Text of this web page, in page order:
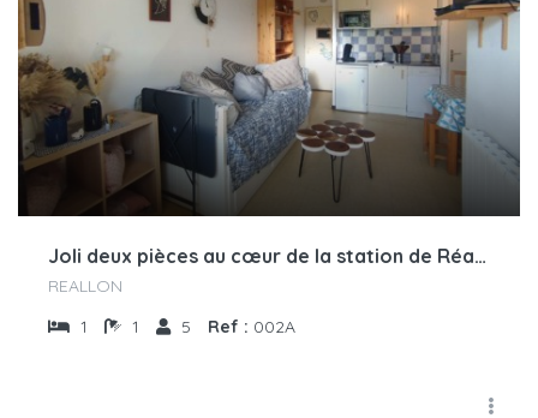
Joli deux pièces au cœur de la station de Réallon 002A
REALLON
1
1 5 Ref : 002A